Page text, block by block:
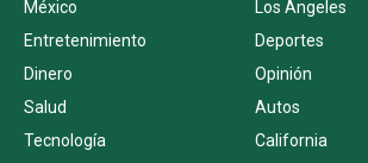
México
Los Ángeles
Entretenimiento
Deportes
Dinero
Opinión
Salud
Autos
Tecnología
California